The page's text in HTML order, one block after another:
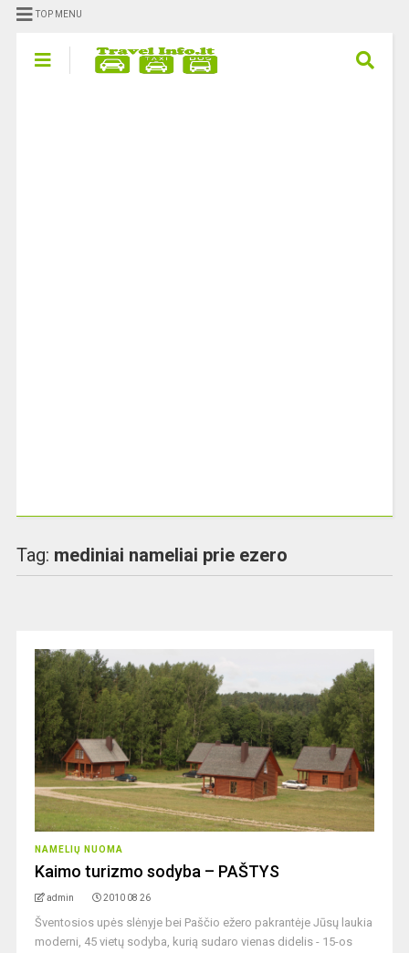
TOP MENU
Tag: mediniai nameliai prie ezero
NAMELIŲ NUOMA
Kaimo turizmo sodyba – PAŠTYS
admin 2010 08 26
Šventosios upės slėnyje bei Paščio ežero pakrantėje Jūsų laukia
moderni, 45 vietų sodyba, kurią sudaro vienas didelis - 15-os